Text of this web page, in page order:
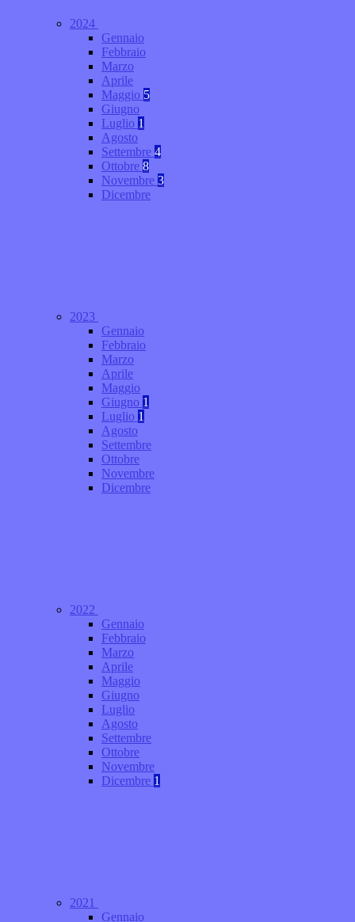
2024
Gennaio
Febbraio
Marzo
Aprile
Maggio 5
Giugno
Luglio 1
Agosto
Settembre 4
Ottobre 8
Novembre 3
Dicembre
2023
Gennaio
Febbraio
Marzo
Aprile
Maggio
Giugno 1
Luglio 1
Agosto
Settembre
Ottobre
Novembre
Dicembre
2022
Gennaio
Febbraio
Marzo
Aprile
Maggio
Giugno
Luglio
Agosto
Settembre
Ottobre
Novembre
Dicembre 1
2021
Gennaio